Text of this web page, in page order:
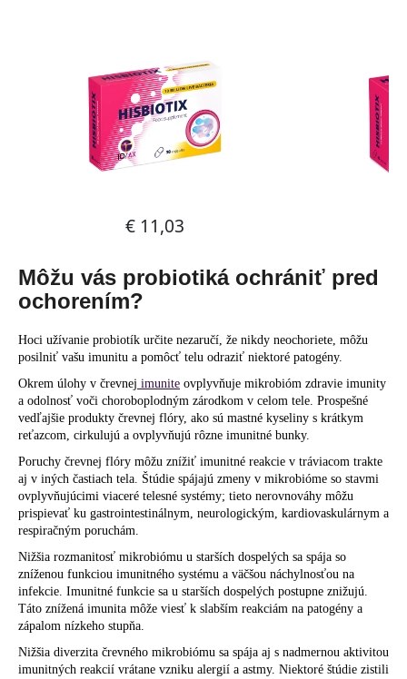
Môžu vás probiotiká ochrániť pred
ochorením?
Hoci užívanie probiotík určite nezaručí, že nikdy neochoriete, môžu
posilniť vašu imunitu a pomôcť telu odraziť niektoré patogény.
Okrem úlohy v črevnej imunite ovplyvňuje mikrobióm zdravie imunity
a odolnosť voči choroboplodným zárodkom v celom tele. Prospešné
vedľajšie produkty črevnej flóry, ako sú mastné kyseliny s krátkym
reťazcom, cirkulujú a ovplyvňujú rôzne imunitné bunky.
Poruchy črevnej flóry môžu znížiť imunitné reakcie v tráviacom trakte
aj v iných častiach tela. Štúdie spájajú zmeny v mikrobióme so stavmi
ovplyvňujúcimi viaceré telesné systémy; tieto nerovnováhy môžu
prispievať ku gastrointestinálnym, neurologickým, kardiovaskulárnym a
respiračným poruchám.
Nižšia rozmanitosť mikrobiómu u starších dospelých sa spája so
zníženou funkciou imunitného systému a väčšou náchylnosťou na
infekcie. Imunitné funkcie sa u starších dospelých postupne znižujú.
Táto znížená imunita môže viesť k slabším reakciám na patogény a
zápalom nízkeho stupňa.
Nižšia diverzita črevného mikrobiómu sa spája aj s nadmernou aktivitou
imunitných reakcií vrátane vzniku alergií a astmy. Niektoré štúdie zistili